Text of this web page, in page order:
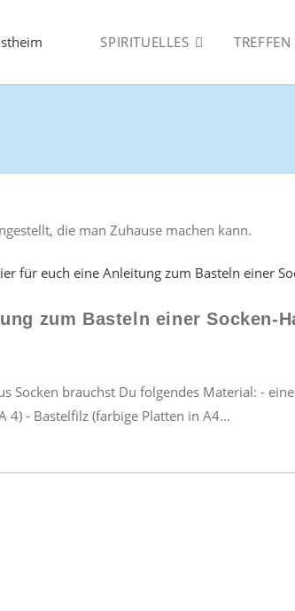
SPIRITUELLES
die man Zuhause machen kann.
zum Basteln einer Socken-
Socken brauchst Du folgendes Material: -
4) - Bastelfilz (farbige Platten in A4…